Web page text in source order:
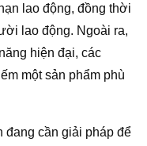
lao động, đồng thời
lao động. Ngoài ra,
hiện đại, các
một sản phẩm phù
đang cần giải pháp để